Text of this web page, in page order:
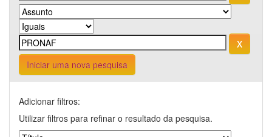
Iniciar uma nova pesquisa
Adicionar filtros:
Utilizar filtros para refinar o resultado da pesquisa.